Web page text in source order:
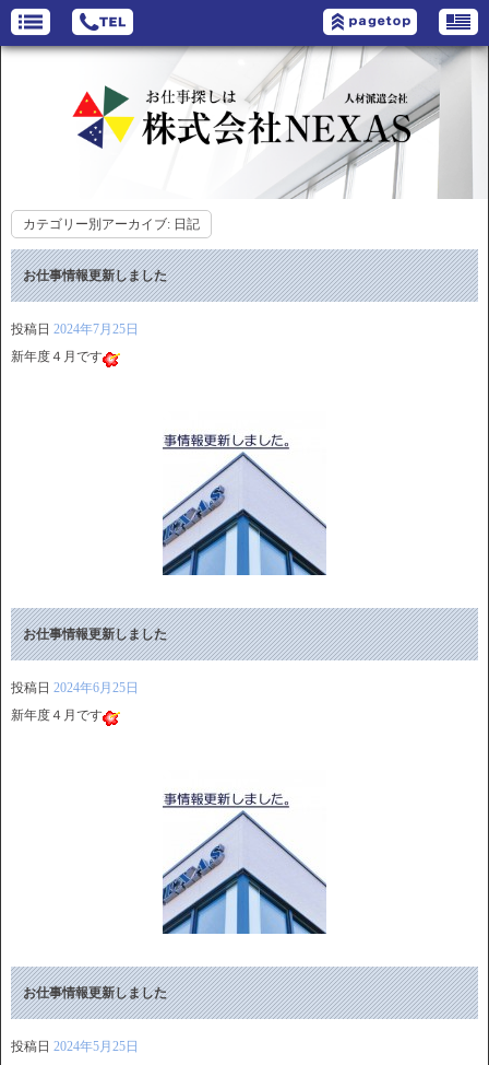
カテゴリー別アーカイブ: 日記
お仕事情報更新しました
投稿日 2024年7月25日
新年度４月です
お仕事情報更新しました
投稿日 2024年6月25日
新年度４月です
お仕事情報更新しました
投稿日 2024年5月25日